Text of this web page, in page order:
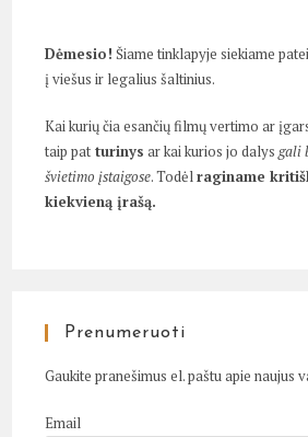
Dėmesio! Šiame tinklapyje siekiame
į viešus ir legalius šaltinius.
Kai kurių čia esančių filmų vertimo ar
taip pat turinys ar kai kurios jo dalys gali
švietimo įstaigose. Todėlraginame
kiekvieną įrašą.
Prenumeruoti
Gaukite pranešimus el. paštu apie naujus
Email